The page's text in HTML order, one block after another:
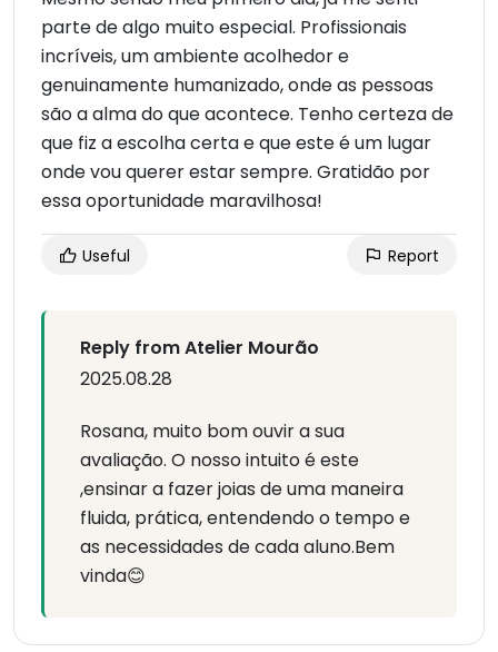
parte de algo muito especial. Profissionais
incríveis, um ambiente acolhedor e
genuinamente humanizado, onde as pessoas
são a alma do que acontece. Tenho certeza de
que fiz a escolha certa e que este é um lugar
onde vou querer estar sempre. Gratidão por
essa oportunidade maravilhosa!
Useful Report
Reply from Atelier Mourão
2025.08.28
Rosana, muito bom ouvir a sua
avaliação. O nosso intuito é este
,ensinar a fazer joias de uma maneira
fluida, prática, entendendo o tempo e
as necessidades de cada aluno.Bem
vinda😊